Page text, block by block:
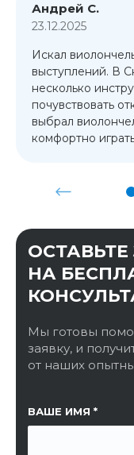
Андрей С.
23.12.2025
Искал
выступлений. В
несколько
почувствовать
выбрал
комфортно
ОСТАВЬТЕ
НА
Мы готовы
заявку, и
от наших
ВАШЕ ИМЯ
ССЫЛКА НА